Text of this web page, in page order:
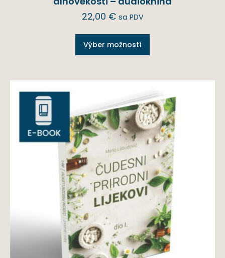
22,00 € sa PDV
Výber možností